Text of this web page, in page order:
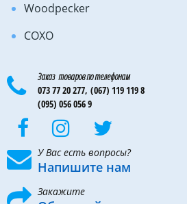
Woodpecker
COXO
Заказ товаров по телефонам
073 77 20 277, (067) 119 119 8
(095) 056 056 9
У Вас есть вопросы?
Напишите нам
Закажите